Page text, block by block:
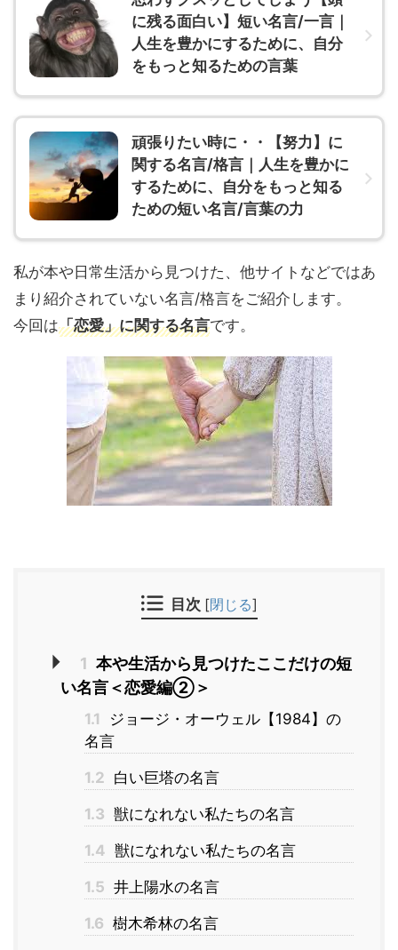
に残る面白い】短い名言/一言｜
人生を豊かにするために、自分
をもっと知るための言葉
頑張りたい時に・・【努力】に
関する名言/格言｜人生を豊かに
するために、自分をもっと知る
ための短い名言/言葉の力
私が本や日常生活から見つけた、他サイトなどではあ
まり紹介されていない名言/格言をご紹介します。
今回は「恋愛」に関する名言です。
目次 [閉じる]
1 本や生活から見つけたここだけの短
い名言＜恋愛編②＞
1.1
ジョージ・オーウェル【1984】の
名言
1.2 白い巨塔の名言
1.3 獣になれない私たちの名言
1.4 獣になれない私たちの名言
1.5 井上陽水の名言
1.6 樹木希林の名言